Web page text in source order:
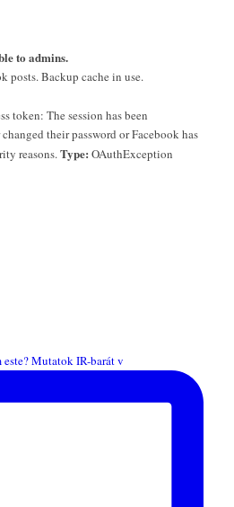
to admins.
posts. Backup cache in use.
token: The session has been
their password or Facebook has
reasons.Type: OAuthException
Mutatok IR-barát v